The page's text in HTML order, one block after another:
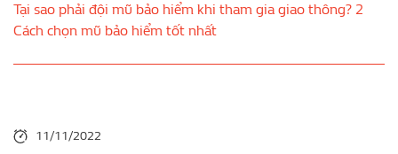
Tại sao phải đội mũ bảo hiểm khi tham gia giao thông? 2
Cách chọn mũ bảo hiểm tốt nhất
11/11/2022